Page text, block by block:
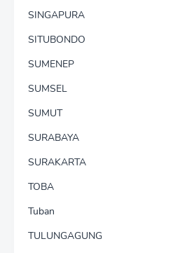
SINGAPURA
SITUBONDO
SUMENEP
SUMSEL
SUMUT
SURABAYA
SURAKARTA
TOBA
Tuban
TULUNGAGUNG